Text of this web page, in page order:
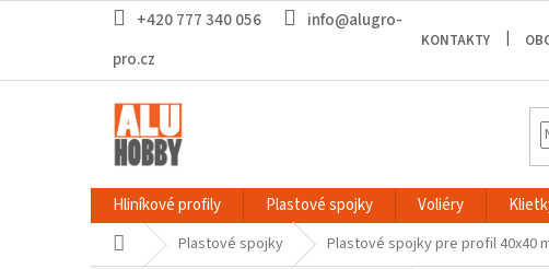
+420 777 340 056
info@alugro-
pro.cz
KONTAKTY
Hliníkové profily Plastové spojky Voliéry
DomovPlastové spojky Plastové spojky pre profil 40x40